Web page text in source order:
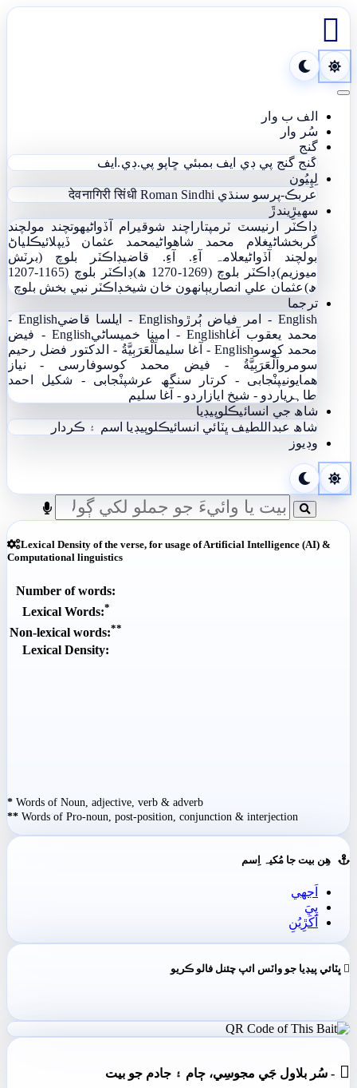

Toggle navigation
الف ب وار
سُر وار
گنج
گنج گنج پي ڊي ايف بمبئي ڇاپو پي.ڊي.ايف
لِپِيُون
عربڪ-پرسو سنڌي
देवनागिरी सिंधी Roman Sindhi
سھيڙِيندڙَ
ڊاڪٽر ارنيسٽ ٽرمپتاراچند شوقيرام آڏواڻيھوتچند مولچند
گربخشاڻيغلام محمد شاھواڻيمحمد عثمان ڏيپلائيڪلياڻ
بولچند آڏواڻيعلامہ آءِ. آءِ. قاضيڊاڪٽر بلوچ (برٽش
ميوزيم)ڊاڪٽر بلوچ (1269-1270 ھ)
ڊاڪٽر بلوچ (1165-1207
ھ)عثمان علي انصاريٻانهون خان شيخڊاڪٽر نبي بخش بلوچ
ترجما
English - امر فياض ٻُرڙو
English - ايلسا قاضي
English -
محمد يعقوب آغاEnglish - امينا خميساڻي
English - فيض
محمد کوسوEnglish - آغا سليم
اَلْعَرَبِيَّةُ - الدکتور فضل رحیم
سومرو اَلْعَرَبِيَّةُ - فيض محمد کوسوفارسی - نياز
ھمايونيپنْجابی - کرتار سنگھ عرشپنْجابی - شکیل احمد
طاہریاردو - شيخ اياز اردو - آغا سليم
شاھ جي انسائيڪلوپيڊيا
شاھ عبداللطيف ڀٽائي انسائيڪلوپيڊيا اسم ۽ ڪردار
وڊيوز
Lexical Density of the verse, for usage of Artificial Intelligence (AI) &
Computational linguistics
Number of words:
Lexical Words:*
Non-lexical words:**
Lexical Density:
* Words of Noun, adjective, verb & adverb
** Words of Pro-noun, post-position, conjunction & interjection
ھِن بيت جا مُکيہ اِسم
اَجهي
پِيَ
اَکَڙِيُنِ
ڀٽائي پيڊيا جو واٽس ائپ چئنل فالو ڪريو
 - سُر بلاول جَي مجوسِي، ڄام ۽ جادم جو بيت